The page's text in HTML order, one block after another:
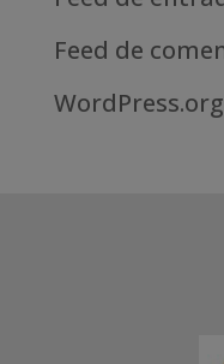
Feed de
WordPress.org